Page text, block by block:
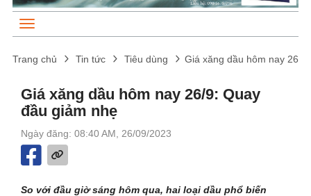
Trang chủ Tin tức Tiêu dùng Giá xăng dầu hôm nay 26/
Giá xăng dầu hôm nay 26/9: Quay
đầu giảm nhẹ
Ngày đăng: 08:40 AM, 26/09/2023
So với đầu giờ sáng hôm qua, hai loại dầu phổ biến